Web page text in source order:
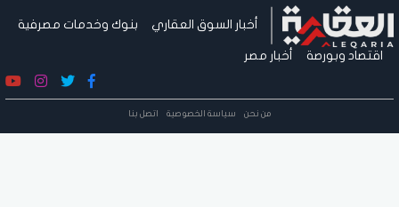
أخبار السوق العقاري بنوك وخدمات مصرفية
اقتصاد وبورصة أخبار مصر
من نحن سياسة الخصوصية اتصل بنا